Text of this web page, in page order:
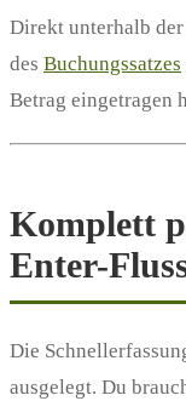
Direkt unterhalb
des Buchungssatzes
Betrag eingetragen
Komplett
Enter-
Die
ausgelegt. Du